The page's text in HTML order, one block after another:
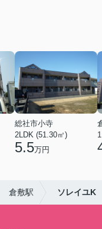
総社市小寺
2LDK (51.30㎡)
5.5万円
倉敷駅 ソレイユK